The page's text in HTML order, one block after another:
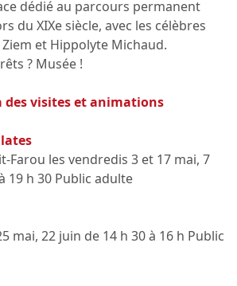
dédié au parcours permanent
du XIXe siècle, avec les célèbres
et Hippolyte Michaud.
? Musée !
des visites et animations
Farou les vendredis 3 et 17 mai, 7
19 h 30 Public adulte
mai, 22 juin de 14 h 30 à 16 h Public